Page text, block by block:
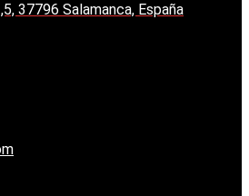
37796 Salamanca, España